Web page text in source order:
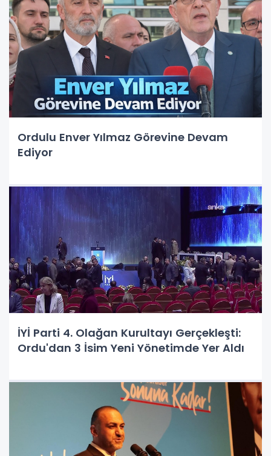
Ordulu Enver Yılmaz Görevine Devam
Ediyor
İYİ Parti 4. Olağan Kurultayı Gerçekleşti:
Ordu'dan 3 İsim Yeni Yönetimde Yer Aldı